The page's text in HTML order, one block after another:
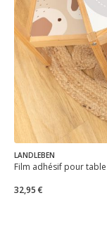
LANDLEBEN
Film adhésif pour table
32,95 €